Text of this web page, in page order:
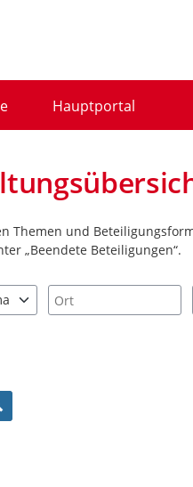
Hauptportal
Themen und
„Beendete Beteiligungen“.
Ort